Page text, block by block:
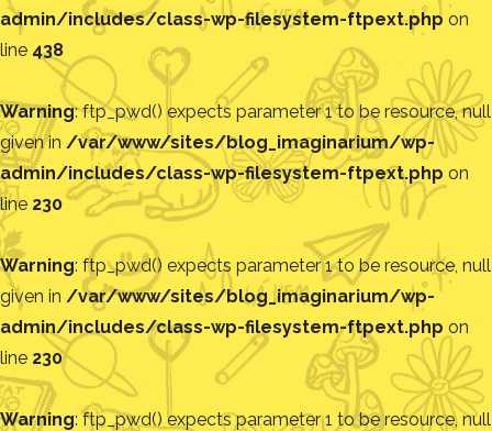
admin/includes/class-wp-filesystem-ftpext.php on
line 438
Warning: ftp_pwd() expects parameter 1 to be resource, null
given in /var/www/sites/blog_imaginarium/wp-
admin/includes/class-wp-filesystem-ftpext.php on
line 230
Warning: ftp_pwd() expects parameter 1 to be resource, null
given in /var/www/sites/blog_imaginarium/wp-
admin/includes/class-wp-filesystem-ftpext.php on
line 230
Warning: ftp_pwd() expects parameter 1 to be resource, null